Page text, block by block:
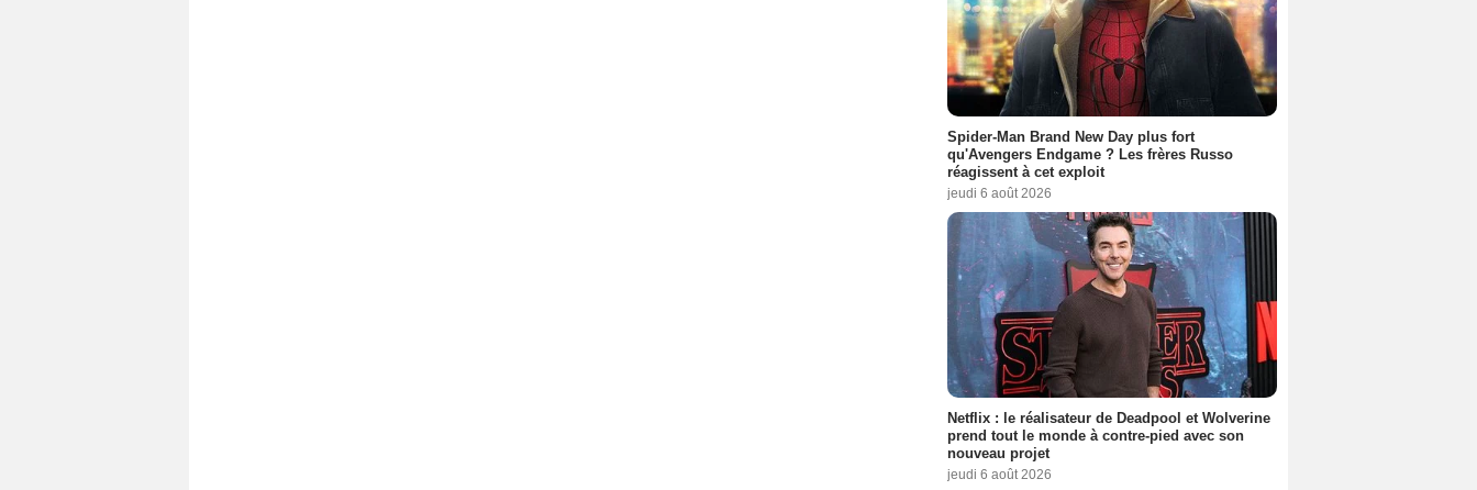
Spider-Man Brand New Day plus fort
qu'Avengers Endgame ? Les frères Russo
réagissent à cet exploit
jeudi 6 août 2026
Netflix : le réalisateur de Deadpool et Wolverine
prend tout le monde à contre-pied avec son
nouveau projet
jeudi 6 août 2026